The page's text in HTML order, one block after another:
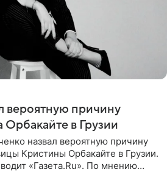
вероятную причину
в Грузии
назвал вероятную причину
Кристины Орбакайте в Грузии.
«Газета.Ru». По мнению